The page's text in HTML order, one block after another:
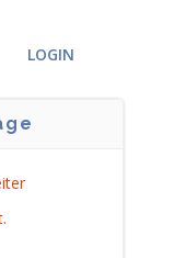
LOGIN